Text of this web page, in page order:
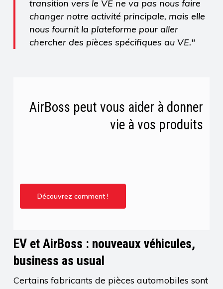
transition vers le VE ne va pas nous faire
changer notre activité principale, mais elle
nous fournit la plateforme pour aller
chercher des pièces spécifiques au VE."
AirBoss peut vous aider à donner
vie à vos produits
Découvrez comment !
EV et AirBoss : nouveaux véhicules,
business as usual
Certains fabricants de pièces automobiles sont